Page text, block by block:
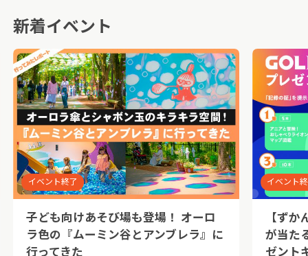
新着イベント
イベント終了
子ども向けあそび場も登場！ オーロ
ラ色の『ムーミン谷とアンブレラ』に
行ってきた
イベント
【ず
が当た
ゼント